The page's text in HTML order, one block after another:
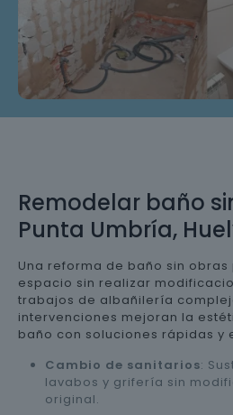
Remodelar baño
Punta Umbría,
Una reforma de baño sin
espacio sin realizar
trabajos de albañilería
intervenciones mejoran la
baño con soluciones rápidas y
Cambio de sanitarios:
lavabos y grifería sin
original.